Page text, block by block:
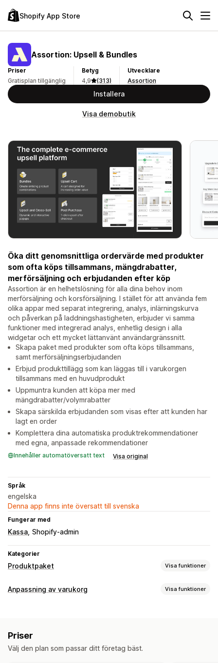
Shopify App Store
Assortion: Upsell & Bundles
Priser
Gratisplan tillgänglig
Betyg
4,9
(313)
Utvecklare
Assortion
Installera
Visa demobutik
Öka ditt genomsnittliga ordervärde med produkter
som ofta köps tillsammans, mängdrabatter,
merförsäljning och erbjudanden efter köp
Assortion är en helhetslösning för alla dina behov inom
merförsäljning och korsförsäljning. I stället för att använda fem
olika appar med separat integrering, analys, inlärningskurva
och påverkan på laddningshastigheten, erbjuder vi samma
funktioner med integrerad analys, enhetlig design i alla
widgetar och ett mycket lättanvänt användargränssnitt.
Skapa paket med produkter som ofta köps tillsammans,
samt merförsäljningserbjudanden
Erbjud produkttillägg som kan läggas till i varukorgen
tillsammans med en huvudprodukt
Uppmuntra kunden att köpa mer med
mängdrabatter/volymrabatter
Skapa särskilda erbjudanden som visas efter att kunden har
lagt en order
Komplettera dina automatiska produktrekommendationer
med egna, anpassade rekommendationer
Innehåller automatöversatt text Visa original
Språk
engelska
Denna app finns inte översatt till svenska
Fungerar med
Kassa Shopify-admin
Kategorier
Produktpaket Visa funktioner
Pakettyper
Anpassade paket
Anpassning av varukorg Visa funktioner
Kampanjer
Fast varukorg Kryssruta för villkor Nedräkningstimer
Priser
Välj den plan som passar ditt företag bäst.